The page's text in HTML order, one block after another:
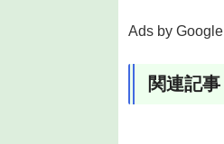
Ads by Google
関連記事